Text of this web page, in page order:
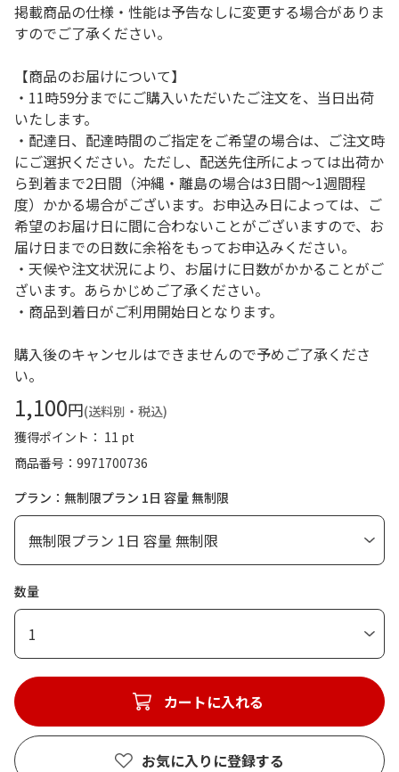
掲載商品の仕様・性能は予告なしに変更する場合がありま
すのでご了承ください。
【商品のお届けについて】
・11時59分までにご購入いただいたご注文を、当日出荷
いたします。
・配達日、配達時間のご指定をご希望の場合は、ご注文時
にご選択ください。ただし、配送先住所によっては出荷か
ら到着まで2日間（沖縄・離島の場合は3日間～1週間程
度）かかる場合がございます。お申込み日によっては、ご
希望のお届け日に間に合わないことがございますので、お
届け日までの日数に余裕をもってお申込みください。
・天候や注文状況により、お届けに日数がかかることがご
ざいます。あらかじめご了承ください。
・商品到着日がご利用開始日となります。
購入後のキャンセルはできませんので予めご了承くださ
い。
1,100円(送料別・税込)
獲得ポイント： 11 pt
商品番号
9971700736
プラン：無制限プラン 1日 容量 無制限
数量
1
カートに入れる
お気に入りに登録する